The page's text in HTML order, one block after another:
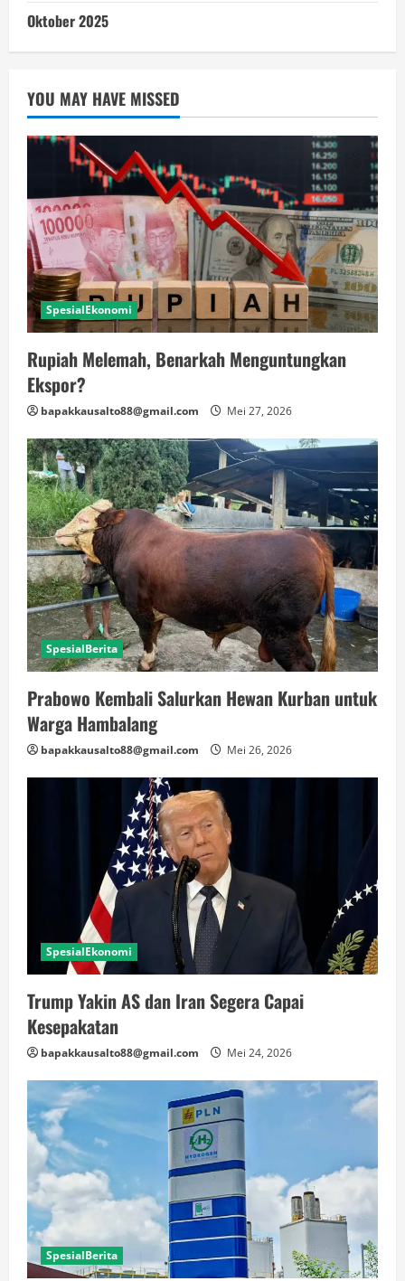
Oktober 2025
YOU MAY HAVE MISSED
SpesialEkonomi
Rupiah Melemah, Benarkah Menguntungkan
Ekspor?
bapakkausalto88@gmail.com Mei 27, 2026
SpesialBerita
Prabowo Kembali Salurkan Hewan Kurban untuk
Warga Hambalang
bapakkausalto88@gmail.com Mei 26, 2026
SpesialEkonomi
Trump Yakin AS dan Iran Segera Capai
Kesepakatan
bapakkausalto88@gmail.com Mei 24, 2026
SpesialBerita